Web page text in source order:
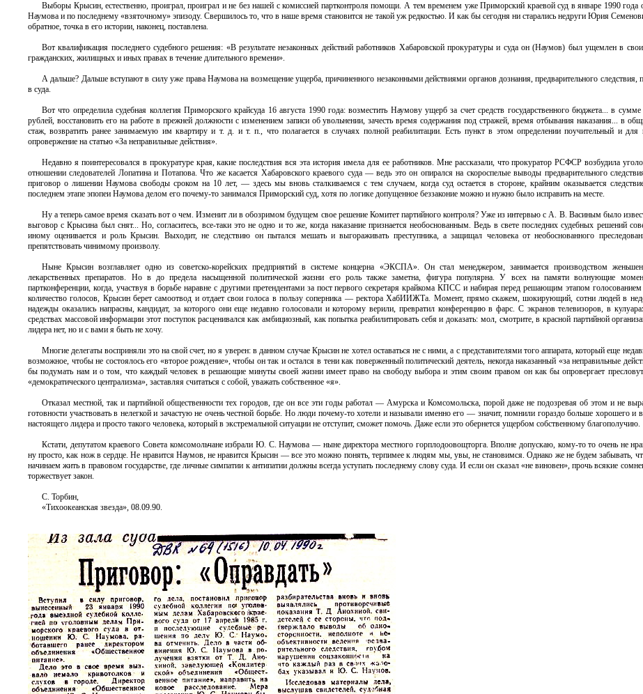
Выборы Крысин, естественно, проиграл, проиграл и не без нашей с комиссией партконтроля помощи. А тем временем уже Приморский краевой суд в январе 1990 года
Наумова и по последнему «взяточному» эпизоду. Свершилось то, что в наше время становится не такой уж редкостью. И как бы сегодня ни старались недруги Юрия
обратное, точка в его истории, наконец, поставлена.
Вот квалификация последнего судебного решения: «В результате незаконных действий работников Хабаровской прокуратуры и суда он (Наумов) был ущемлен в
гражданских, жилищных и иных правах в течение длительного времени».
А дальше? Дальше вступают в силу уже права Наумова на возмещение ущерба, причиненного незаконными действиями органов дознания, предварительного следствия,
в суда.
Вот что определила судебная коллегия Приморского крайсуда 16 августа 1990 года: возместить Наумову ущерб за счет средств государственного бюджета... в
рублей, восстановить его на работе в прежней должности с изменением записи об увольнении, зачесть время содержания под стражей, время отбывания наказания... в
стаж, возвратить ранее занимаемую им квартиру и т. д. и т. п., что полагается в случаях полной реабилитации. Есть пункт в этом определении поучительный и для
опровержение на статью «За неправильные действия».
Недавно я поинтересовался в прокуратуре края, какие последствия вся эта история имела для ее работников. Мне рассказали, что прокуратор РСФСР возбудила
отношении следователей Лопатина и Потапова. Что же касается Хабаровского краевого суда — ведь это он опирался на скороспелые выводы предварительного
приговор о лишении Наумова свободы сроком на 10 лет, — здесь мы вновь сталкиваемся с тем случаем, когда суд остается в стороне, крайним оказывается
последнем этапе эпопеи Наумова делом его почему-то занимался Приморский суд, хотя по логике допущенное беззаконие можно и нужно было исправить на месте.
Ну а теперь самое время сказать вот о чем. Изменит ли в обозримом будущем свое решение Комитет партийного контроля? Уже из интервью с А. В. Васиным было
выговор с Крысина был снят... Но, согласитесь, все-таки это не одно и то же, когда наказание признается необоснованным. Ведь в свете последних судебных решений
иному оценивается и роль Крысин. Выходит, не следствию он пытался мешать и выгораживать преступника, а защищал человека от необоснованного
препятствовать чинимому произволу.
Ныне Крысин возглавляет одно из советско-корейских предприятий в системе концерна «ЭКСПА». Он стал менеджером, занимается производством
лекарственных препаратов. Но в до предела насыщенной политической жизни его роль также заметна, фигура популярна. У всех на памяти волнующие
партконференции, когда, участвуя в борьбе наравне с другими претендентами за пост первого секретаря крайкома КПСС и набирая перед решающим этапом
количество голосов, Крысин берет самоотвод и отдает свои голоса в пользу соперника — ректора ХабИИЖТа. Момент, прямо скажем, шокирующий, сотни людей в
надежды оказались напрасны, кандидат, за которого они еще недавно голосовали и которому верили, превратил конференцию в фарс. С экранов телевизоров, в
средствах массовой информации этот поступок расценивался как амбициозный, как попытка реабилитировать себя и доказать: мол, смотрите, в красной партийной
лидера нет, но и с вами я быть не хочу.
Многие делегаты восприняли это на свой счет, но я уверен: в данном случае Крысин не хотел оставаться не с ними, а с представителями того аппарата, который еще
возможное, чтобы не состоялось его «второе рождение», чтобы он так и остался в тени как поверженный политический деятель, некогда наказанный «за неправильные
бы подумать нам и о том, что каждый человек в решающие минуты своей жизни имеет право на свободу выбора и этим своим правом он как бы опровергает
«демократического централизма», заставляя считаться с собой, уважать собственное «я».
Отказал местной, так и партийной общественности тех городов, где он все эти годы работал — Амурска и Комсомольска, порой даже не подозревая об этом и не
готовности участвовать в нелегкой и зачастую не очень честной борьбе. Но люди почему-то хотели и называли именно его — значит, помнили гораздо больше хорошего и
настоящего лидера и просто такого человека, который в экстремальной ситуации не отступит, сможет помочь. Даже если это обернется ущербом собственному благополучию.
Кстати, депутатом краевого Совета комсомольчане избрали Ю. С. Наумова — ныне директора местного горплодоовощторга. Вполне допускаю, кому-то то очень не
ну просто, как нож в сердце. Не нравится Наумов, не нравится Крысин — все это можно понять, терпимее к людям мы, увы, не становимся. Однако же не будем забывать,
начинаем жить в правовом государстве, где личные симпатии к антипатии должны всегда уступать последнему слову суда. И если он сказал «не виновен», прочь всякие
торжествует закон.
С. Торбин,
«Тихоокеанская звезда», 08.09.90.